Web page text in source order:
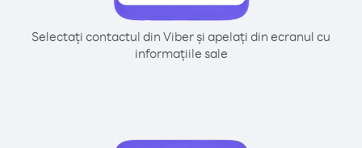
Selectați contactul din Viber și apelați din ecranul cu
informațiile sale